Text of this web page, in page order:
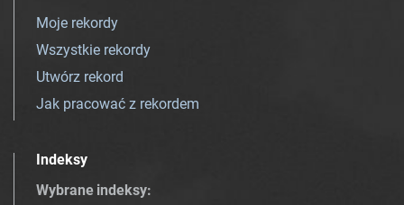
Moje rekordy
Wszystkie rekordy
Utwórz rekord
Jak pracować z rekordem
Indeksy
Wybrane indeksy: